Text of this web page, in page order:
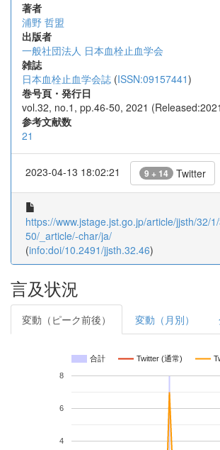
著者
浦野 哲盟
出版者
一般社団法人 日本血栓止血学会
雑誌
日本血栓止血学会誌 (ISSN:09157441)
巻号頁・発行日
vol.32, no.1, pp.46-50, 2021
参考文献数
21
2023-04-13 18:02:21 9 + 14 Twitter
https://www.jstage.jst.go.jp/article/jjsth/32/
50/_article/-char/ja/
(info:doi/10.2491/jjsth.32.46)
言及状況
変動（ピーク前後） 変動（月別）
合計 Twitter (通常)
4
6
8